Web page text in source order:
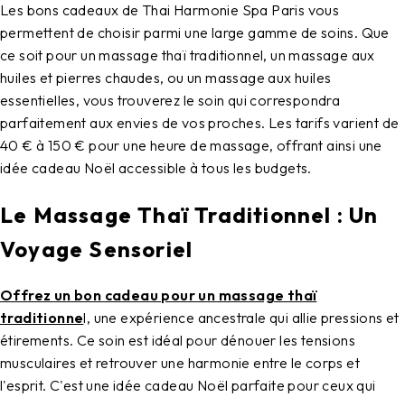
Les bons cadeaux de Thai Harmonie Spa Paris vous
permettent de choisir parmi une large gamme de soins. Que
ce soit pour un massage thaï traditionnel, un massage aux
huiles et pierres chaudes, ou un massage aux huiles
essentielles, vous trouverez le soin qui correspondra
parfaitement aux envies de vos proches. Les tarifs varient de
40 € à 150 € pour une heure de massage, offrant ainsi une
idée cadeau Noël accessible à tous les budgets.
Le Massage Thaï Traditionnel : Un
Voyage Sensoriel
Offrez un bon cadeau pour un massage thaï
traditionnel, une expérience ancestrale qui allie pressions et
étirements. Ce soin est idéal pour dénouer les tensions
musculaires et retrouver une harmonie entre le corps et
l'esprit. C'est une idée cadeau Noël parfaite pour ceux qui